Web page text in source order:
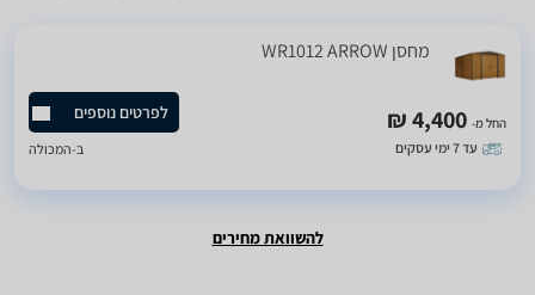
‏מחסן WR1012 ARROW
החל מ- 4,400 ₪
עד 7 ימי עסקים
לפרטים נוספים
ב-המכולה
להשוואת מחירים